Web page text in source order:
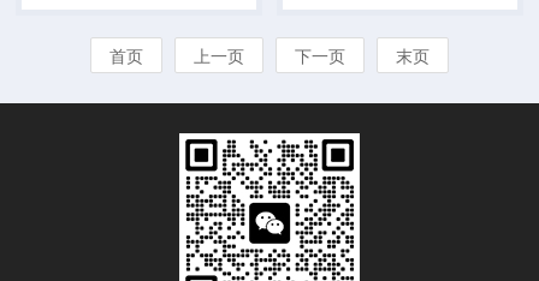
首页 上一页 下一页 末页